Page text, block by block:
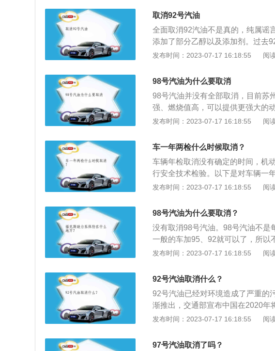
人民共和国道路交通安全法实施条
过5年的，每6个月检验1次；（二
以内每年检验1次；超过10年的，
每年检验1次。营运机动车在规定
理，如果有违章是无法完成年检的
汽车的有效保险单。3、最好就提
年审日了才去进行年检。4、要检
和刹车对于年检很重要。
取消92号汽油
全面取消92汽油不是真的，纯属谣
添加了部分乙醇以及添加剂。过去
正庚烷8%的标准汽油具有相同的抗
油可以是92号汽油、95号汽油甚至
目前部分地区的加油站确实在推广
么新鲜事物，而是国家一直在逐步
速发展，机动车保有量也在快速增
机构也在不断努力，研究提高汽柴
莫名的恐慌。3、车用乙醇汽油本
大家使用的无铅汽油一致，均是按
乙醇汽油标志方法是在汽油标号前
剂改善排放罢了。
发布时间：2023-07-17 16:18:55 阅
98号汽油为什么要取消
98号汽油并没有全部取消，目前苏
强、燃烧值高，可以提供更强大的
别，所以98号汽油在大部分城市被
都有98的汽油，不是很普遍。因为
量低，综合成本太高。98号汽油，
混合物相等的汽油。在引擎压缩比
辛烷值汽油，会引起不正常燃烧，
标号的汽油，98#汽油抗爆性强、
发布时间：2023-07-17 16:18:55 阅
车一年两检什么时候取消？
车辆年检取消没有确定的时间，机
行安全技术检验。以下是对车辆一
据国家相关规定制定，机动车应当
复进行安全技术检验。车辆年检可
护保养，减少交通事故的发生。
发布时间：2023-07-17 16:18:55 阅
98号汽油为什么要取消？
没有取消98号汽油。98号汽油不是
一般的车加95、92就可以了，所以
98号汽油就是其辛烷值与98%的异
污染更低。在引擎压缩比高者应采
油，会引起不正常燃烧，造成震爆
油，98#汽油抗爆性强、燃烧值高
高、价格高，多为豪车所用而被称
的标准。不仅要求汽油有一定的辛
生一种胶状物质，聚积在进气歧管
发布时间：2023-07-17 16:18:55 阅
92号汽油取消什么？
92号汽油已经对环境造成了严重的
渐推出，交通部宣布中国在2020年
不到一年半，新研制的乙醇汽油将
用，也就是搭载着压缩比较低的发
发布时间：2023-07-17 16:18:55 阅
97号汽油取消了吗？